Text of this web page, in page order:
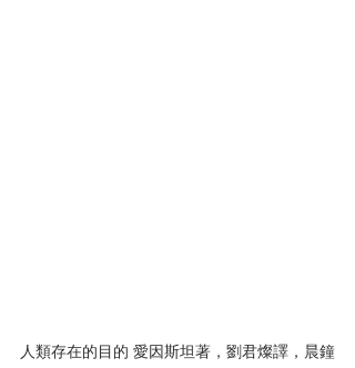
人類存在的目的 愛因斯坦著，劉君燦譯，晨鐘